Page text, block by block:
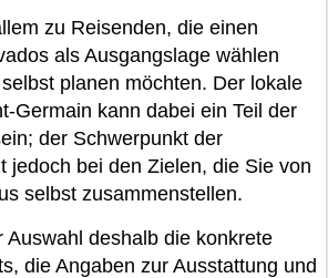
zu Reisenden, die einen
als Ausgangslage wählen
planen möchten. Der lokale
Germain kann dabei ein Teil der
der Schwerpunkt der
jedoch bei den Zielen, die Sie von
selbst zusammenstellen.
Auswahl deshalb die konkrete
die Angaben zur Ausstattung und